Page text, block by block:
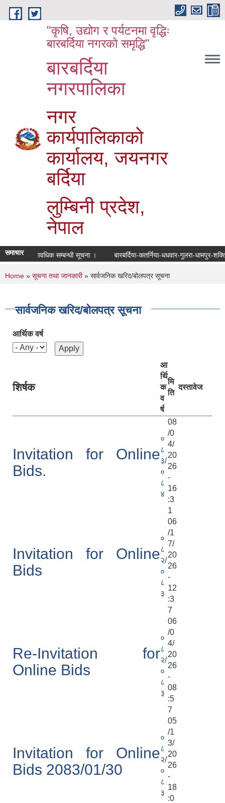
Skip to main content
"कृषि, उद्योग र पर्यटनमा वृद्धिः
बारबर्दिया नगरको समृद्धि"
बारबर्दिया
नगरपालिका
नगर
कार्यपालिकाको
कार्यालय, जयनगर
बर्दिया
लुम्बिनी प्रदेश,
नेपाल
समाचार
अद्यावधिक सम्बन्धी सूचना । बारबर्दिया-कतर्निया-धधवार-गुलरा-धामपुर-
You are here
Home » सूचना तथा जानकारी» सार्वजनिक खरिद/बोलपत्र सूचना
सार्वजनिक खरिद/बोलपत्र सूचना
आर्थिक वर्ष
शिर्षक
आ
र्थि
क
व
र्ष
मि
ति
दस्तावेज
Invitation for Online
Bids.
०
८
३/
०
८
४
08
/0
4/
20
26
-
16
:3
1
Invitation for Online
Bids
०
८
२/
०
८
३
06
/1
7/
20
26
-
12
:3
7
Re-Invitation for
Online Bids
०
८
२/
०
८
३
06
/0
4/
20
26
-
08
:5
7
Invitation for Online
Bids 2083/01/30
०
८
२/
०
८
३
05
/1
3/
20
26
-
18
:0